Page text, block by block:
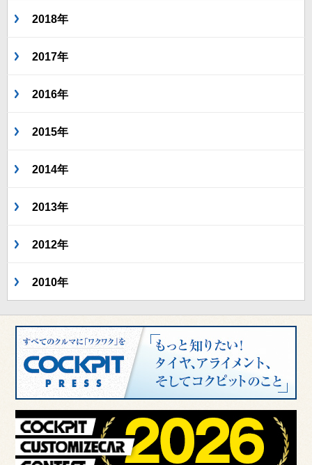
2018年
2017年
2016年
2015年
2014年
2013年
2012年
2010年